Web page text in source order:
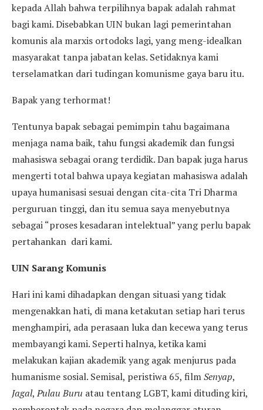
kepada Allah bahwa terpilihnya bapak adalah rahmat
bagi kami. Disebabkan UIN bukan lagi pemerintahan
komunis ala marxis ortodoks lagi, yang meng-idealkan
masyarakat tanpa jabatan kelas. Setidaknya kami
terselamatkan dari tudingan komunisme gaya baru itu.
Bapak yang terhormat!
Tentunya bapak sebagai pemimpin tahu bagaimana
menjaga nama baik, tahu fungsi akademik dan fungsi
mahasiswa sebagai orang terdidik. Dan bapak juga harus
mengerti total bahwa upaya kegiatan mahasiswa adalah
upaya humanisasi sesuai dengan cita-cita Tri Dharma
perguruan tinggi, dan itu semua saya menyebutnya
sebagai “proses kesadaran intelektual” yang perlu bapak
pertahankan dari kami.
UIN Sarang Komunis
Hari ini kami dihadapkan dengan situasi yang tidak
mengenakkan hati, di mana ketakutan setiap hari terus
menghampiri, ada perasaan luka dan kecewa yang terus
membayangi kami. Seperti halnya, ketika kami
melakukan kajian akademik yang agak menjurus pada
humanisme sosial. Semisal, peristiwa 65, filmSenyap,
Jagal,Pulau Buru atau tentang LGBT, kami dituding kiri,